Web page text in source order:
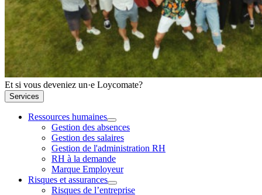
Et si vous deveniez un·e Loycomate?
Services
Ressources humaines
Gestion des absences
Gestion des salaires
Gestion de l'administration RH
RH à la demande
Marque Employeur
Risques et assurances
Risques de l’entreprise